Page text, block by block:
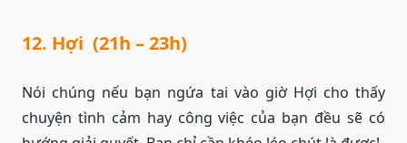
12. Hợi (21h – 23h)
Nói chúng nếu bạn ngứa tai vào giờ Hợi cho thấy
chuyện tình cảm hay công việc của bạn đều sẽ có